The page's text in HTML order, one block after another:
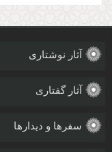
آثار نوشتاری
آثار گفتاری
سفرها و دیدارها